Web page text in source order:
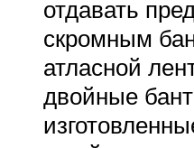
отдавать
скромным
атласной
двойные